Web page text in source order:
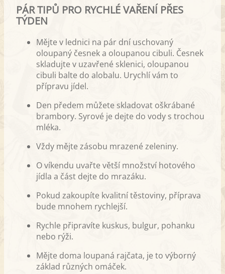
PÁR TIPŮ PRO RYCHLÉ VAŘENÍ PŘES
TÝDEN
Mějte v lednici na pár dní uschovaný
oloupaný česnek a oloupanou cibuli. Česnek
skladujte v uzavřené sklenici, oloupanou
cibuli balte do alobalu. Urychlí vám to
přípravu jídel.
Den předem můžete skladovat oškrábané
brambory. Syrové je dejte do vody s trochou
mléka.
Vždy mějte zásobu mrazené zeleniny.
O víkendu uvařte větší množství hotového
jídla a část dejte do mrazáku.
Pokud zakoupíte kvalitní těstoviny, příprava
bude mnohem rychlejší.
Rychle připravíte kuskus, bulgur, pohanku
nebo rýži.
Mějte doma loupaná rajčata, je to výborný
základ různých omáček.